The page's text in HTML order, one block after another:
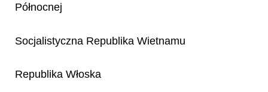
Północnej
Socjalistyczna Republika Wietnamu
Republika Włoska